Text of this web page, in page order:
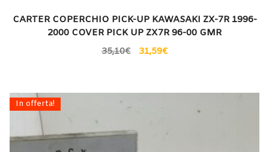
CARTER COPERCHIO PICK-UP KAWASAKI ZX-7R 1996-
2000 COVER PICK UP ZX7R 96-00 GMR
35,10€ 31,59€
In offerta!